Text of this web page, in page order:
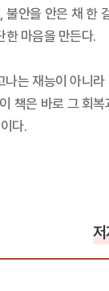
안을 안은 채 한
한 마음을 만든다.
는 재능이 아니
책은 바로 그 회
다.